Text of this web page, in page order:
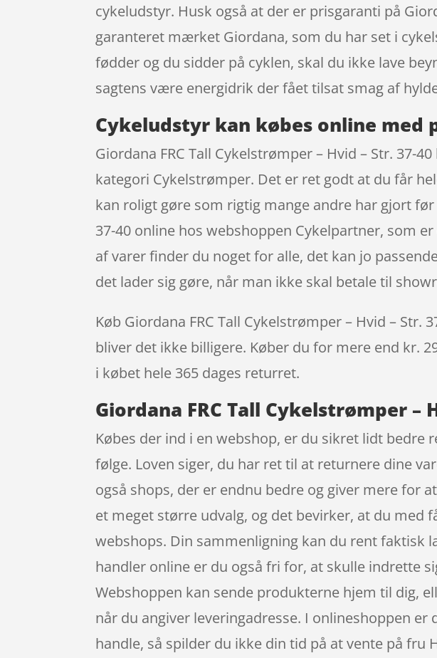
cykeludstyr. Husk også at der er prisgaranti på
garanteret mærket Giordana, som du har set i
fødder og du sidder på cyklen, skal du ikke lave
sagtens være energidrik der fået tilsat smag af
Cykeludstyr kan købes online med
Giordana FRC Tall Cykelstrømper – Hvid – Str.
kategori Cykelstrømper. Det er ret godt at du får
kan roligt gøre som rigtig mange andre har gjort
37-40 online hos webshoppen Cykelpartner, som
af varer finder du noget for alle, det kan jo
det lader sig gøre, når man ikke skal betale til
Køb Giordana FRC Tall Cykelstrømper – Hvid –
bliver det ikke billigere. Køber du for mere end kr.
i købet hele 365 dages returret.
Giordana FRC Tall Cykelstrømper
Købes der ind i en webshop, er du sikret lidt
følge. Loven siger, du har ret til at returnere dine
også shops, der er endnu bedre og giver mere for
et meget større udvalg, og det bevirker, at du
webshops. Din sammenligning kan du rent faktisk
handler online er du også fri for, at skulle indrette
Webshoppen kan sende produkterne hjem til dig,
når du angiver leveringadresse. I onlineshoppen
handle, så spilder du ikke din tid på at vente på fru